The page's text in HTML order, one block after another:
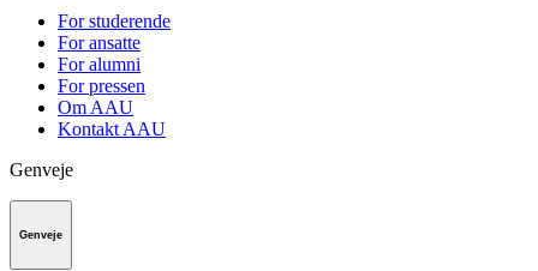
For studerende
For ansatte
For alumni
For pressen
Om AAU
Kontakt AAU
Genveje
Genveje